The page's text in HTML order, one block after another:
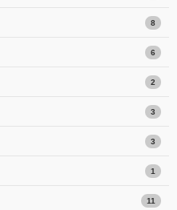
8
6
2
3
3
1
11